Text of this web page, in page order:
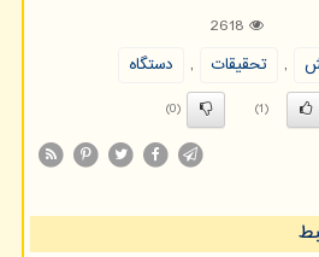
2618
, تحقیقات ,
دستگاه
(1)
(0)